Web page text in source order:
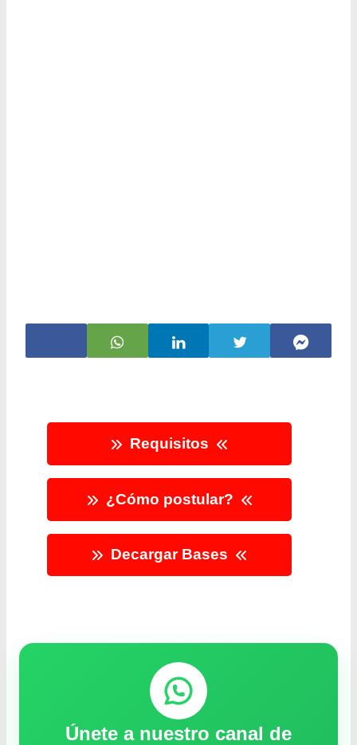
Requisitos
¿Cómo postular?
Decargar Bases
Únete a nuestro canal de